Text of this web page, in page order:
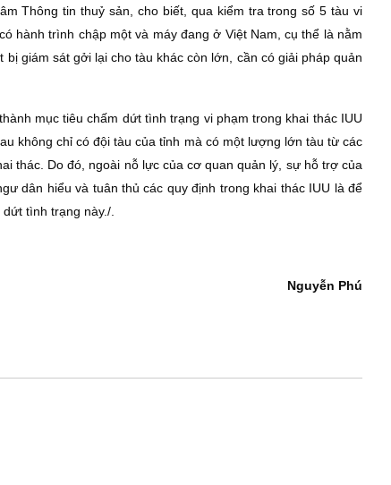
Thông tin thuỷ sản, cho biết, qua kiểm tra trong số 5 tàu vi
hành trình chập một và máy đang ở Việt Nam, cụ thể là nằm
giám sát gởi lại cho tàu khác còn lớn, cần có giải pháp quản
mục tiêu chấm dứt tình trạng vi phạm trong khai thác IUU
không chỉ có đội tàu của tỉnh mà có một lượng lớn tàu từ các
thác. Do đó, ngoài nỗ lực của cơ quan quản lý, sự hỗ trợ của
dân hiểu và tuân thủ các quy định trong khai thác IUU là để
tình trạng này./.
Nguyễn Phú